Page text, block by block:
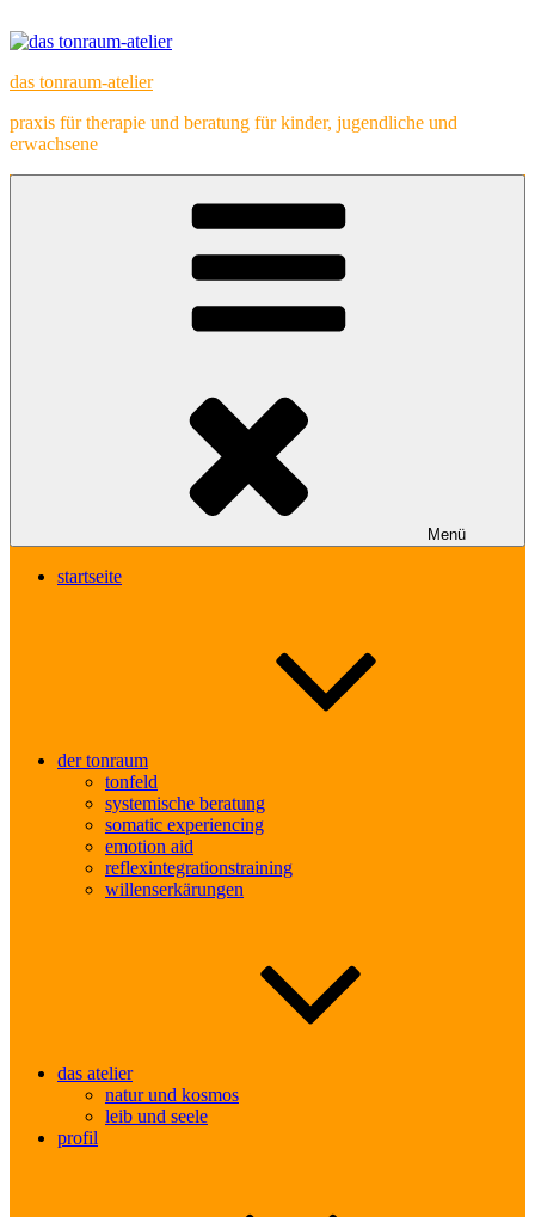
Inhalt
das tonraum-atelier
praxis für therapie und beratung für kinder, jugendliche und
erwachsene
Menü
startseite
der tonraum
tonfeld
systemische beratung
somatic experiencing
emotion aid
reflexintegrationstraining
willenserkärungen
das atelier
natur und kosmos
leib und seele
profil